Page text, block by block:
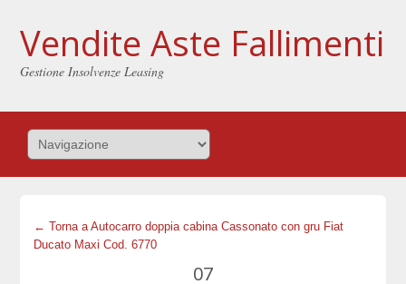
Vendite Aste Fallimenti
Gestione Insolvenze Leasing
← Torna a Autocarro doppia cabina Cassonato con gru Fiat
Ducato Maxi Cod. 6770
07